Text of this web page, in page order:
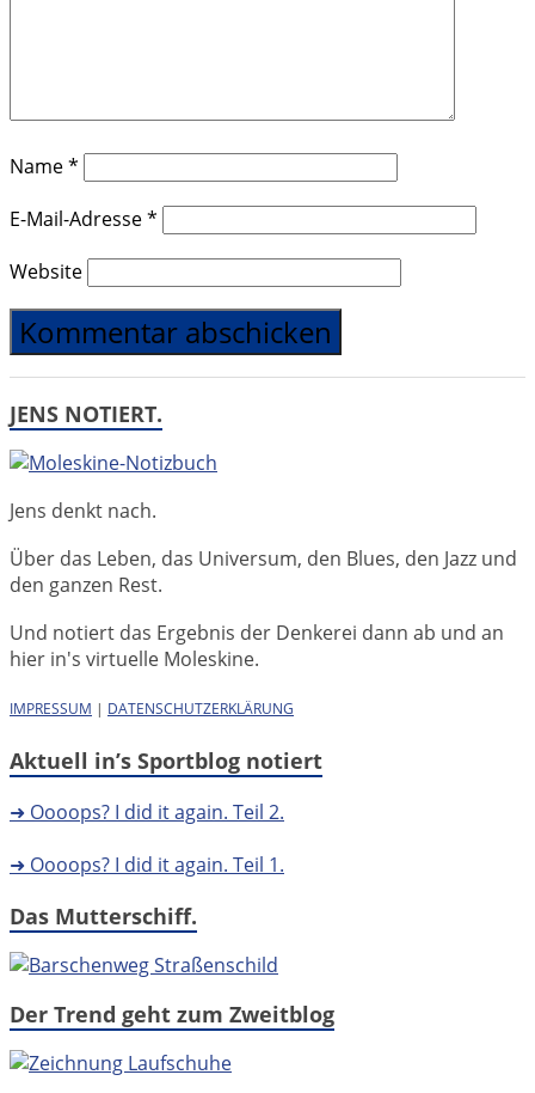
Name*
E-Mail-Adresse*
Website
JENS NOTIERT.
Jens denkt nach.
Über das Leben, das Universum, den Blues, den Jazz und
den ganzen Rest.
Und notiert das Ergebnis der Denkerei dann ab und an
hier in's virtuelle Moleskine.
IMPRESSUM | DATENSCHUTZERKLÄRUNG
Aktuell in’s Sportblog notiert
➜ Oooops? I did it again. Teil 2.
➜ Oooops? I did it again. Teil 1.
Das Mutterschiff.
Der Trend geht zum Zweitblog